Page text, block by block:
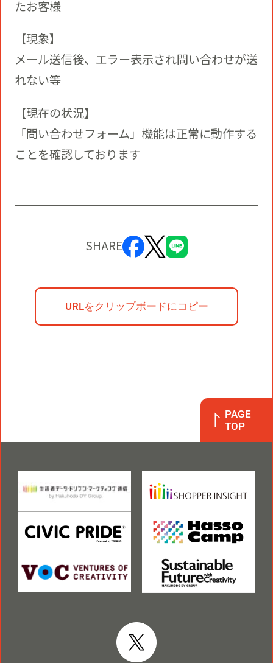
たお客様
【現象】
メール送信後、エラー表示され問い合わせが送
れない等
【現在の状況】
「問い合わせフォーム」機能は正常に動作する
ことを確認しております
SHARE
URLをクリップボードにコピー
PAGE
TOP